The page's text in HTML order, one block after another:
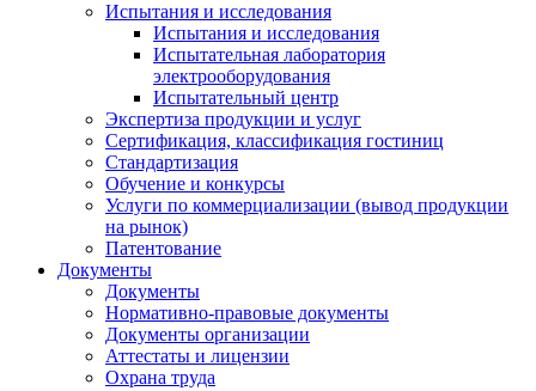
Испытания и исследования
Испытания и исследования
Испытательная лаборатория
электрооборудования
Испытательный центр
Экспертиза продукции и услуг
Сертификация, классификация гостиниц
Стандартизация
Обучение и конкурсы
Услуги по коммерциализации (вывод продукции
на рынок)
Патентование
Документы
Документы
Нормативно-правовые документы
Документы организации
Аттестаты и лицензии
Охрана труда